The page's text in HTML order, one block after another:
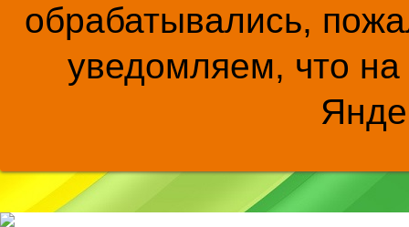
обрабатывались,
уведомляем, что на